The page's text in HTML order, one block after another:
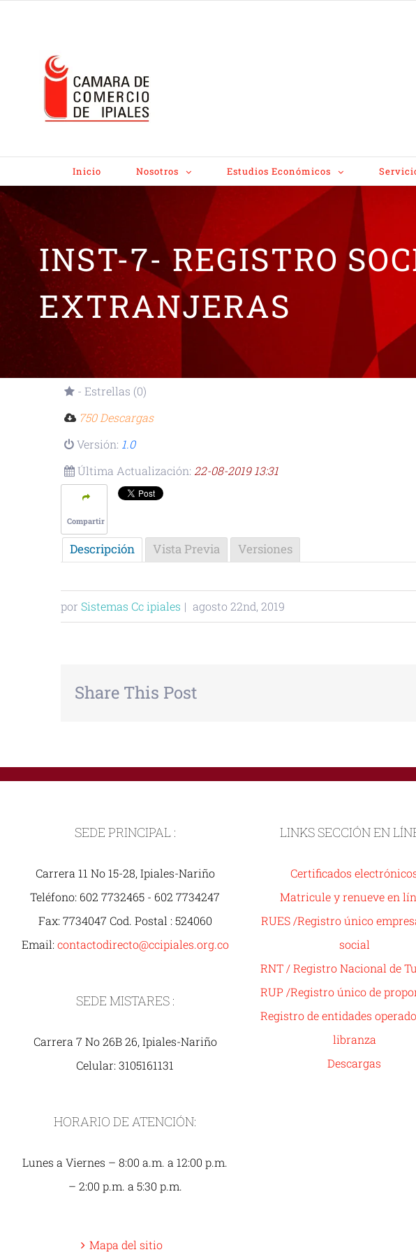
Inicio Nosotros Estudios Económicos
INST-7- REGISTRO
EXTRANJERAS
- Estrellas (0)
750 Descargas
Versión: 1.0
Última Actualización: 22-08-2019 13:31
Compartir
Descripción Vista Previa Versiones
por Sistemas Cc ipiales | agosto 22nd, 2019
Share This Post
SEDE PRINCIPAL :
Carrera 11 No 15-28, Ipiales-Nariño
Teléfono: 602 7732465 - 602 7734247
Fax: 7734047 Cod. Postal : 524060
Email: contactodirecto@ccipiales.org.co
SEDE MISTARES :
Carrera 7 No 26B 26, Ipiales-Nariño
Celular: 3105161131
HORARIO DE ATENCIÓN:
Lunes a Viernes – 8:00 a.m. a 12:00 p.m.
– 2:00 p.m. a 5:30 p.m.
Mapa del sitio
LINKS SECCIÓN EN
Certificados
Matricule y renueve en
RUES /Registro único
social
RNT / Registro Nacional de
RUP /Registro único de
Registro de entidades
libranza
Descargas